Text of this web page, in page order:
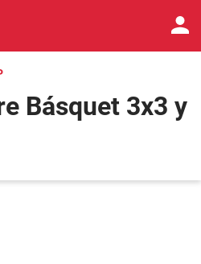
Básquet 3x3 y